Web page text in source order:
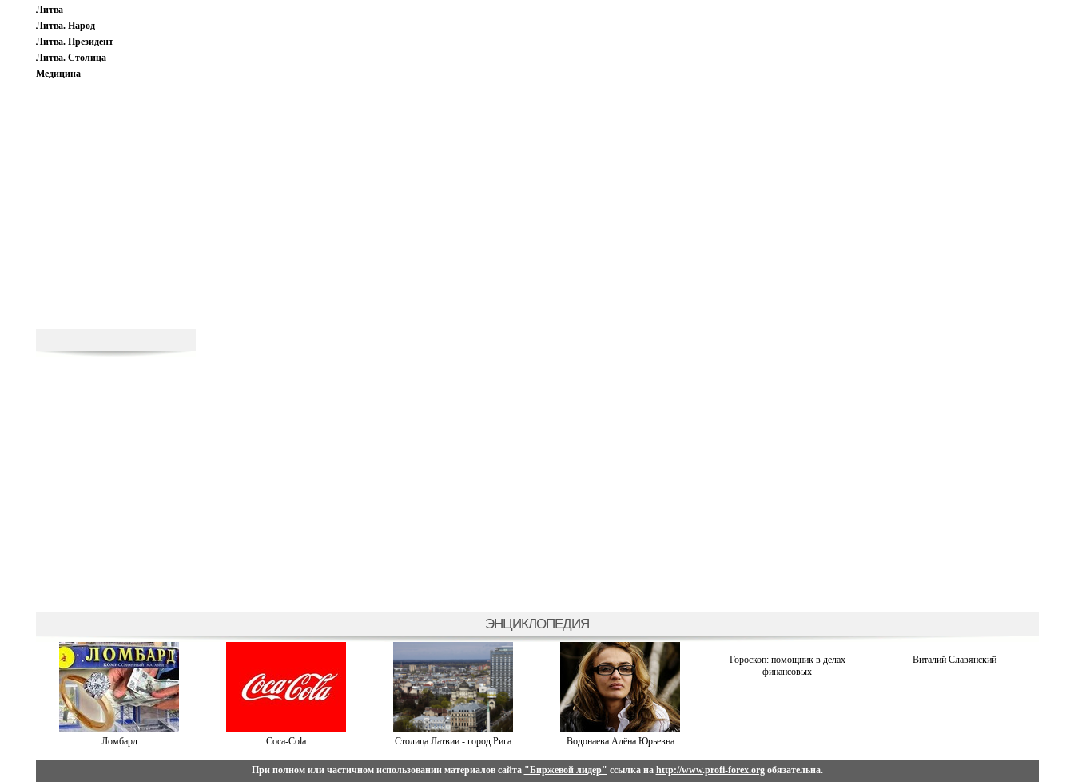
Литва
Литва. Народ
Литва. Президент
Литва. Столица
Медицина
ЭНЦИКЛОПЕДИЯ
Ломбард Cоca-Cоla Столица Латвии - город Рига Водонаева Алёна Юрьевна
Гороскоп: помощник в делах
финансовых
Виталий Славянский
При полном или частичном использовании материалов сайта "Биржевой лидер" ссылка на http://www.profi-forex.orgобязательна.